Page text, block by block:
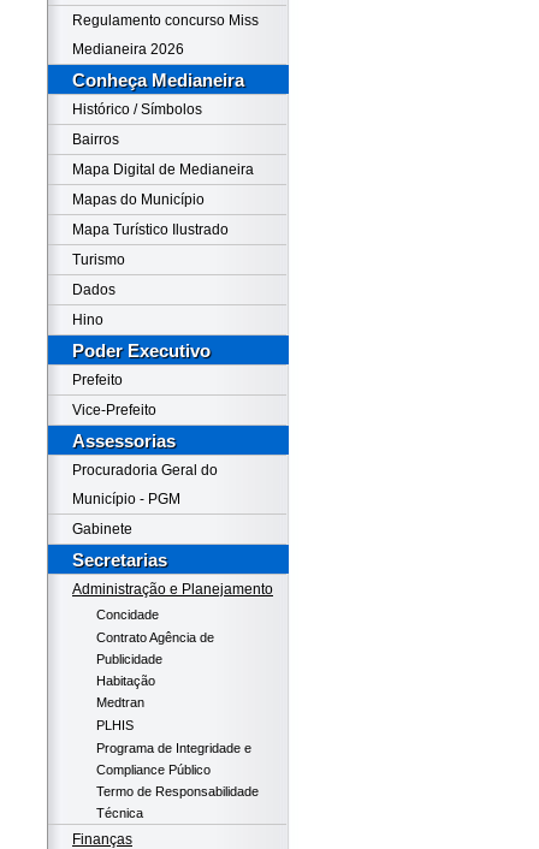
Regulamento concurso Miss
Medianeira 2026
Conheça Medianeira
Histórico / Símbolos
Bairros
Mapa Digital de Medianeira
Mapas do Município
Mapa Turístico Ilustrado
Turismo
Dados
Hino
Poder Executivo
Prefeito
Vice-Prefeito
Assessorias
Procuradoria Geral do
Município - PGM
Gabinete
Secretarias
Administração e Planejamento
Concidade
Contrato Agência de
Publicidade
Habitação
Medtran
PLHIS
Programa de Integridade e
Compliance Público
Termo de Responsabilidade
Técnica
Finanças